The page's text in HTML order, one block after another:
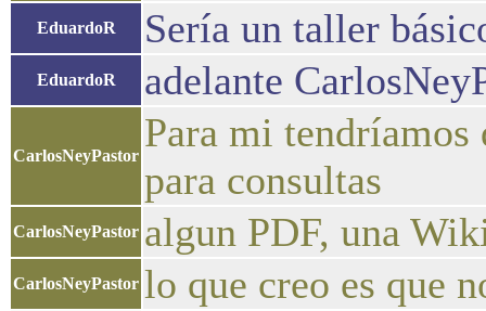
EduardoR Sería un taller
EduardoR adelante
CarlosNeyPastor
Para mi tendríamos
para consultas
CarlosNeyPastor algun PDF, una
CarlosNeyPastor lo que creo es que